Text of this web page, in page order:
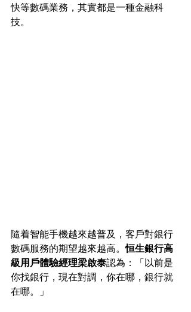
快等數碼業務，其實都是一種金融科
技。
隨着智能手機越來越普及，客戶對銀行
數碼服務的期望越來越高。恒生銀行高
級用戶體驗經理梁啟泰認為：「以前是
你找銀行，現在對調，你在哪，銀行就
在哪。」